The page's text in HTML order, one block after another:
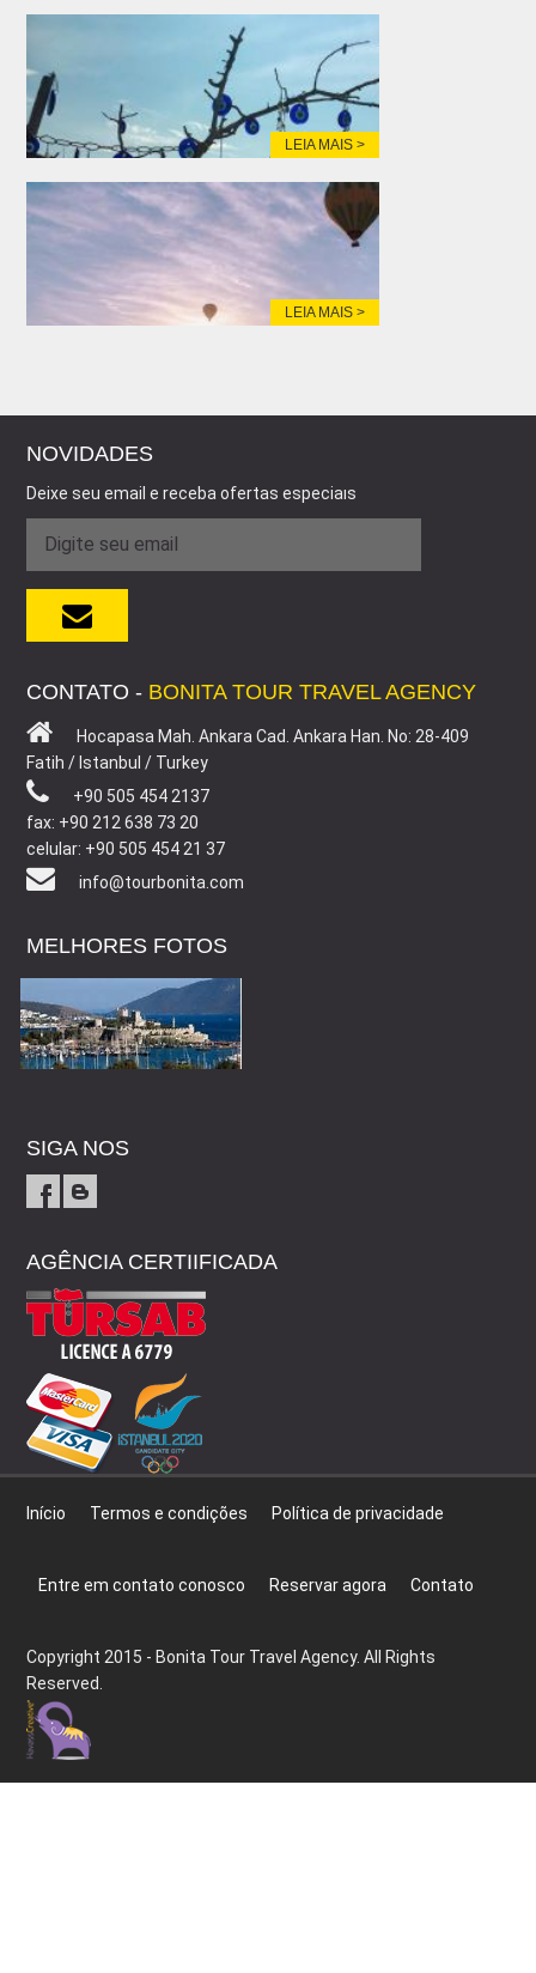
LEIA MAIS >
LEIA MAIS >
NOVIDADES
Deixe seu email e receba ofertas especiaıs
CONTATO - BONITA TOUR TRAVEL AGENCY
Hocapasa Mah. Ankara Cad. Ankara Han. No: 28-409
Fatih / Istanbul / Turkey
+90 505 454 2137
fax: +90 212 638 73 20
celular: +90 505 454 21 37
info@tourbonita.com
MELHORES FOTOS
SIGA NOS
AGÊNCIA CERTIIFICADA
Início Termos e condições Política de privacidade
Entre em contato conosco Reservar agora Contato
Copyright 2015 - Bonita Tour Travel Agency. All Rights
Reserved.